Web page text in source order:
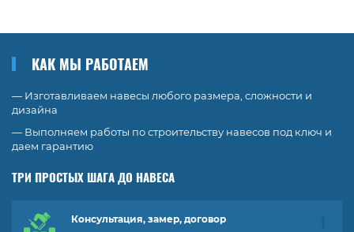
КАК МЫ РАБОТАЕМ
— Изготавливаем навесы любого размера, сложности и
дизайна
— Выполняем работы по строительству навесов под ключ и
даем гарантию
ТРИ ПРОСТЫХ ШАГА ДО НАВЕСА
Консультация, замер, договор